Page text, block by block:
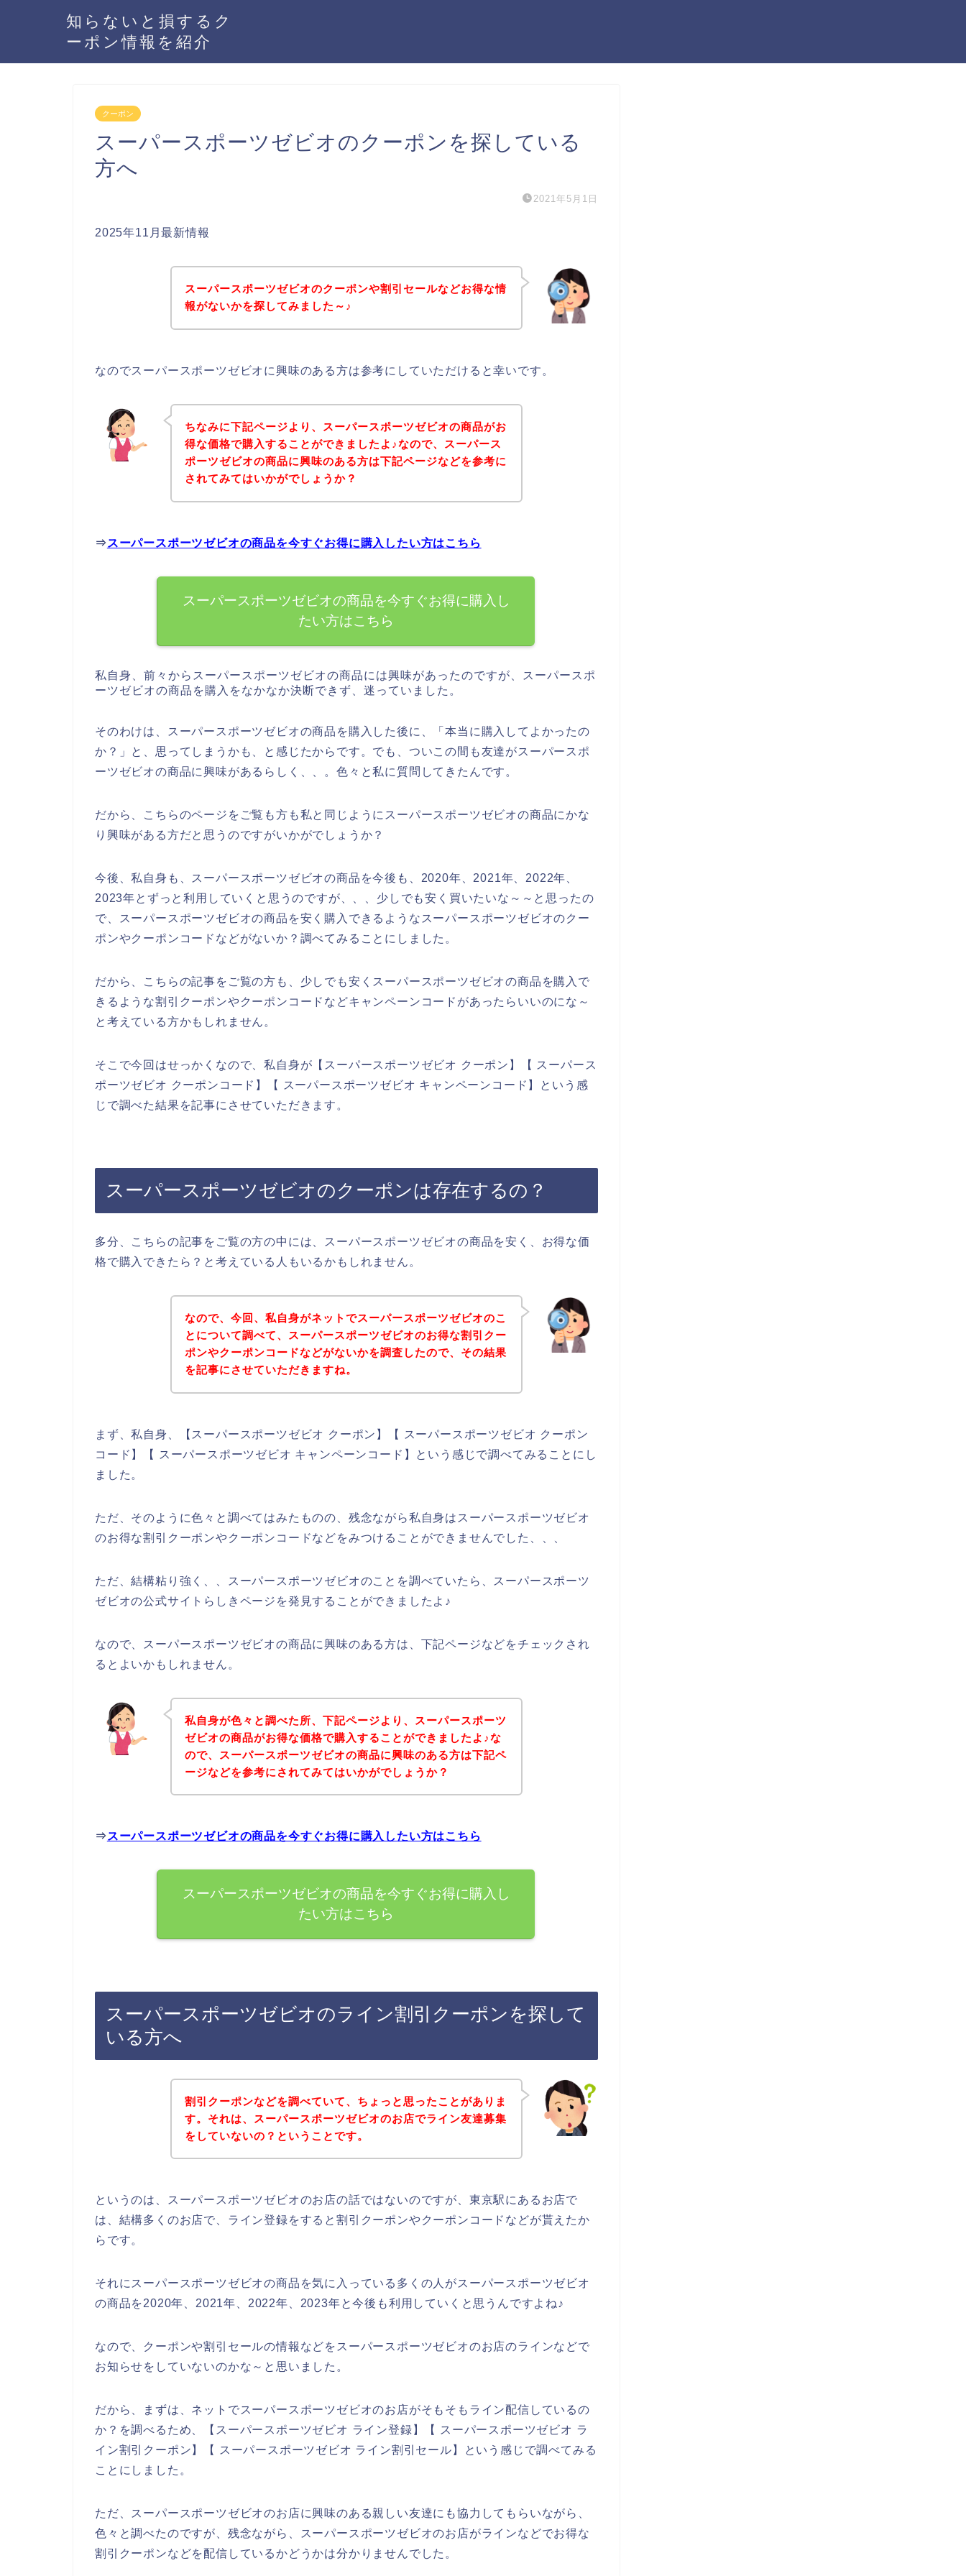
知らないと損するク
ーポン情報を紹介
クーポン
スーパースポーツゼビオのクーポンを探している
方へ
2021年5月1日
2025年11月最新情報
スーパースポーツゼビオのクーポンや割引セールなどお得な情
報がないかを探してみました～♪
なのでスーパースポーツゼビオに興味のある方は参考にしていただけると幸いです。
ちなみに下記ページより、スーパースポーツゼビオの商品がお
得な価格で購入することができましたよ♪なので、スーパース
ポーツゼビオの商品に興味のある方は下記ページなどを参考に
されてみてはいかがでしょうか？
⇒ スーパースポーツゼビオの商品を今すぐお得に購入したい方はこちら
スーパースポーツゼビオの商品を今すぐお得に購入し
たい方はこちら
私自身、前々からスーパースポーツゼビオの商品には興味があったのですが、スーパースポ
ーツゼビオの商品を購入をなかなか決断できず、迷っていました。
そのわけは、スーパースポーツゼビオの商品を購入した後に、「本当に購入してよかったの
か？」と、思ってしまうかも、と感じたからです。でも、ついこの間も友達がスーパースポ
ーツゼビオの商品に興味があるらしく、、。色々と私に質問してきたんです。
だから、こちらのページをご覧も方も私と同じようにスーパースポーツゼビオの商品にかな
り興味がある方だと思うのですがいかがでしょうか？
今後、私自身も、スーパースポーツゼビオの商品を今後も、2020年、2021年、2022年、
2023年とずっと利用していくと思うのですが、、、少しでも安く買いたいな～～と思ったの
で、スーパースポーツゼビオの商品を安く購入できるようなスーパースポーツゼビオのクー
ポンやクーポンコードなどがないか？調べてみることにしました。
だから、こちらの記事をご覧の方も、少しでも安くスーパースポーツゼビオの商品を購入で
きるような割引クーポンやクーポンコードなどキャンペーンコードがあったらいいのにな～
と考えている方かもしれません。
そこで今回はせっかくなので、私自身が【スーパースポーツゼビオ クーポン】【 スーパース
ポーツゼビオ クーポンコード】【 スーパースポーツゼビオ キャンペーンコード】という感
じで調べた結果を記事にさせていただきます。
スーパースポーツゼビオのクーポンは存在するの？
多分、こちらの記事をご覧の方の中には、スーパースポーツゼビオの商品を安く、お得な価
格で購入できたら？と考えている人もいるかもしれません。
なので、今回、私自身がネットでスーパースポーツゼビオのこ
とについて調べて、スーパースポーツゼビオのお得な割引クー
ポンやクーポンコードなどがないかを調査したので、その結果
を記事にさせていただきますね。
まず、私自身、【スーパースポーツゼビオ クーポン】【 スーパースポーツゼビオ クーポン
コード】【 スーパースポーツゼビオ キャンペーンコード】という感じで調べてみることにし
ました。
ただ、そのように色々と調べてはみたものの、残念ながら私自身はスーパースポーツゼビオ
のお得な割引クーポンやクーポンコードなどをみつけることができませんでした、、、
ただ、結構粘り強く、、スーパースポーツゼビオのことを調べていたら、スーパースポーツ
ゼビオの公式サイトらしきページを発見することができましたよ♪
なので、スーパースポーツゼビオの商品に興味のある方は、下記ページなどをチェックされ
るとよいかもしれません。
私自身が色々と調べた所、下記ページより、スーパースポーツ
ゼビオの商品がお得な価格で購入することができましたよ♪な
ので、スーパースポーツゼビオの商品に興味のある方は下記ペ
ージなどを参考にされてみてはいかがでしょうか？
⇒ スーパースポーツゼビオの商品を今すぐお得に購入したい方はこちら
スーパースポーツゼビオの商品を今すぐお得に購入し
たい方はこちら
スーパースポーツゼビオのライン割引クーポンを探して
いる方へ
割引クーポンなどを調べていて、ちょっと思ったことがありま
す。それは、スーパースポーツゼビオのお店でライン友達募集
をしていないの？ということです。
というのは、スーパースポーツゼビオのお店の話ではないのですが、東京駅にあるお店で
は、結構多くのお店で、ライン登録をすると割引クーポンやクーポンコードなどが貰えたか
らです。
それにスーパースポーツゼビオの商品を気に入っている多くの人がスーパースポーツゼビオ
の商品を2020年、2021年、2022年、2023年と今後も利用していくと思うんですよね♪
なので、クーポンや割引セールの情報などをスーパースポーツゼビオのお店のラインなどで
お知らせをしていないのかな～と思いました。
だから、まずは、ネットでスーパースポーツゼビオのお店がそもそもライン配信しているの
か？を調べるため、【スーパースポーツゼビオ ライン登録】【 スーパースポーツゼビオ ラ
イン割引クーポン】【 スーパースポーツゼビオ ライン割引セール】という感じで調べてみる
ことにしました。
ただ、スーパースポーツゼビオのお店に興味のある親しい友達にも協力してもらいながら、
色々と調べたのですが、残念ながら、スーパースポーツゼビオのお店がラインなどでお得な
割引クーポンなどを配信しているかどうかは分かりませんでした。